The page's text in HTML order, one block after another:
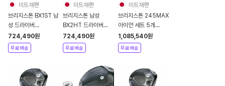
미트재팬
브리지스톤 BX1ST 남
성 드라이버
VENTUS BS6 2
724,490원
무료배송
미트재팬
브리지스톤 남성
BX2HT 드라이버
SPEEDER NX
BS50w
724,490원
무료배송
미트재팬
브리지스톤 245MAX
아이언 세트 5개
2024년
VANQUISH BSi
1,085,540원
무료배송